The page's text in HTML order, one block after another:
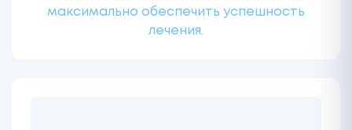
максимально обеспечить успешность
лечения.